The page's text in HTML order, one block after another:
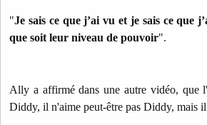
"Je sais ce que j’ai vu et je sais ce que
que soit leur niveau de pouvoir".
Ally a affirmé dans une autre vidéo, que
Diddy, il n'aime peut-être pas Diddy, mais